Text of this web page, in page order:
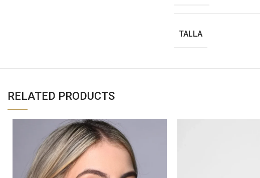
TALLA
RELATED PRODUCTS